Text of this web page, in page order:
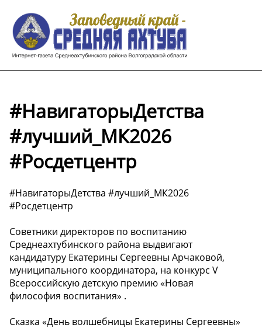
#НавигаторыДетства
#лучший_МК2026
#Росдетцентр
#НавигаторыДетства #лучший_МК2026
#Росдетцентр
Советники директоров по воспитанию
Среднеахтубинского района выдвигают
кандидатуру Екатерины Сергеевны Арчаковой,
муниципального координатора, на конкурс V
Всероссийскую детскую премию «Новая
философия воспитания» .
Сказка «День волшебницы Екатерины Сергеевны»